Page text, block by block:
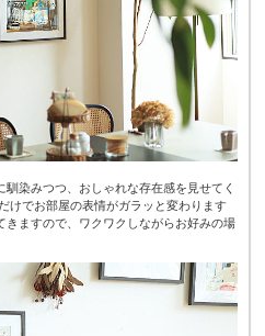
染みつつ、おしゃれな存在感を見せてく
けでお部屋の表情がガラッと変わります
ますので、ワクワクしながらお好みの場